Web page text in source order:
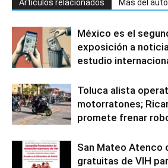
Artículos relacionados Más del
México es el
exposición a
estudio
Toluca alista
motorratones;
promete frenar
San Mateo Atenco
gratuitas de VIH